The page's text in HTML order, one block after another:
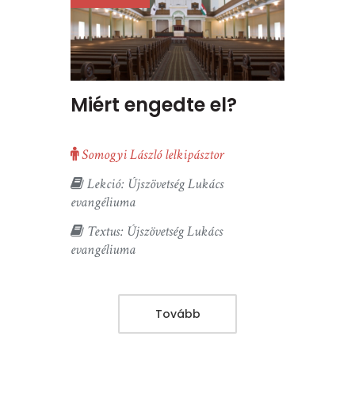
Miért engedte el?
Somogyi László lelkipásztor
Lekció: Újszövetség Lukács
evangéliuma
Textus: Újszövetség Lukács
evangéliuma
Tovább